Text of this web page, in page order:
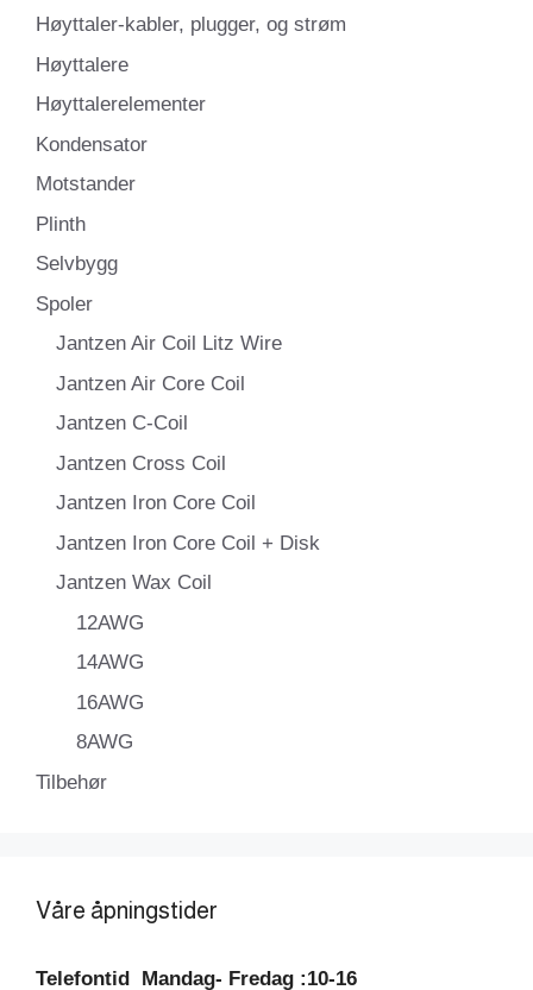
Høyttaler-kabler, plugger, og strøm
Høyttalere
Høyttalerelementer
Kondensator
Motstander
Plinth
Selvbygg
Spoler
Jantzen Air Coil Litz Wire
Jantzen Air Core Coil
Jantzen C-Coil
Jantzen Cross Coil
Jantzen Iron Core Coil
Jantzen Iron Core Coil + Disk
Jantzen Wax Coil
12AWG
14AWG
16AWG
8AWG
Tilbehør
Våre åpningstider
Telefontid Mandag- Fredag :10-16